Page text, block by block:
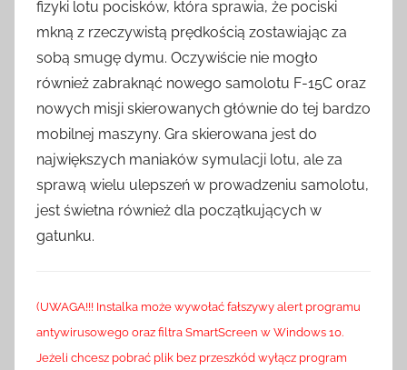
fizyki lotu pocisków, która sprawia, że pociski
mkną z rzeczywistą prędkością zostawiając za
sobą smugę dymu. Oczywiście nie mogło
również zabraknąć nowego samolotu F-15C oraz
nowych misji skierowanych głównie do tej bardzo
mobilnej maszyny. Gra skierowana jest do
największych maniaków symulacji lotu, ale za
sprawą wielu ulepszeń w prowadzeniu samolotu,
jest świetna również dla początkujących w
gatunku.
(UWAGA!!! Instalka może wywołać fałszywy alert programu
antywirusowego oraz filtra SmartScreen w Windows 10.
Jeżeli chcesz pobrać plik bez przeszkód wyłącz program